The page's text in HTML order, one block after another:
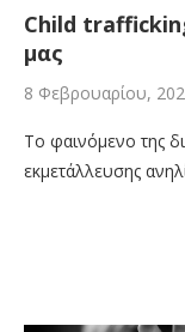
Child
μας
8 Φεβρουαρίου,
Το φαινόμενο της
εκμετάλλευσης